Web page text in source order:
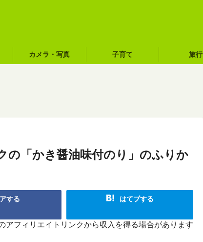
カメラ・写真 子育て 旅行
の「かき醤油味付のり」のふりか
する はてブする
アフィリエイトリンクから収入を得る場合があります